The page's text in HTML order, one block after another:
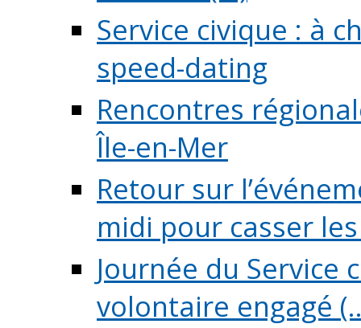
Service civique : à
speed-dating
Rencontres
Île-en-Mer
Retour sur
midi pour casser les
Journée du Service
volontaire engagé